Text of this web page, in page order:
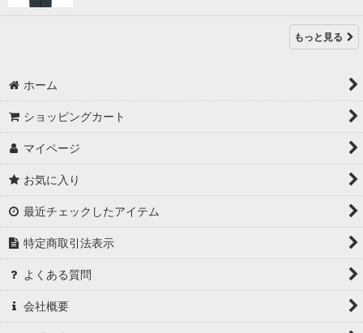
もっと見る
ホーム
ショッピングカート
マイページ
お気に入り
最近チェックしたアイテム
特定商取引法表示
よくある質問
会社概要